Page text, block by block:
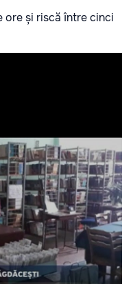
ore și riscă între cinci